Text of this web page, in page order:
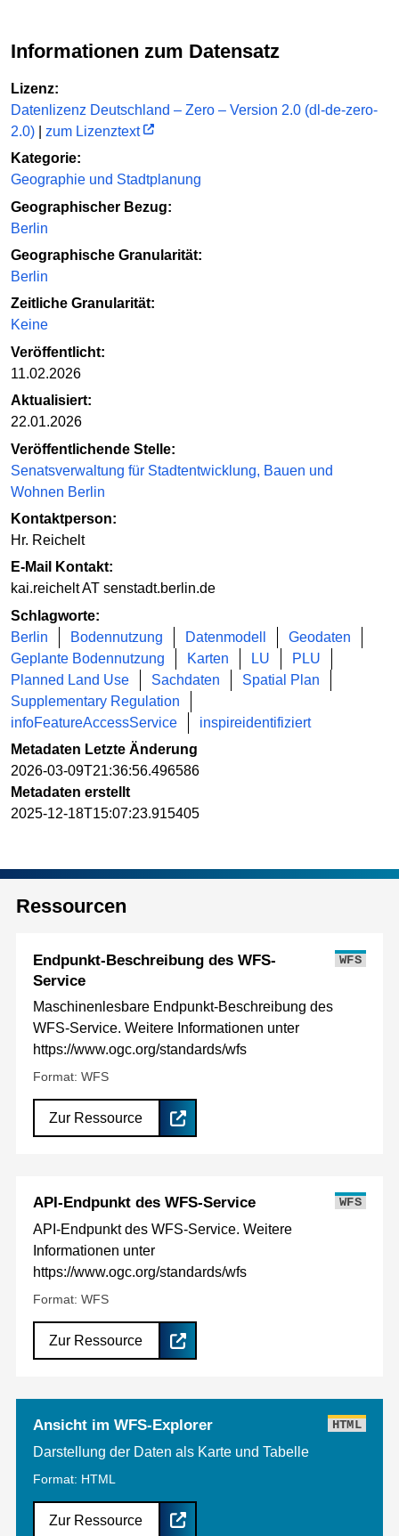
Informationen zum Datensatz
Lizenz:
Datenlizenz Deutschland – Zero – Version 2.0 (dl-de-zero-
2.0)
zum Lizenztext
Kategorie:
Geographie und Stadtplanung
Geographischer Bezug:
Berlin
Geographische Granularität:
Berlin
Zeitliche Granularität:
Keine
Veröffentlicht:
11.02.2026
Aktualisiert:
22.01.2026
Veröffentlichende Stelle:
Senatsverwaltung für Stadtentwicklung, Bauen und
Wohnen Berlin
Kontaktperson:
Hr. Reichelt
E-Mail Kontakt:
kai.reichelt AT senstadt.berlin.de
Schlagworte:
Berlin
Bodennutzung Datenmodell
Geodaten
Geplante Bodennutzung
Karten LU
PLU
Planned Land Use
Sachdaten
Spatial Plan
Supplementary Regulation
infoFeatureAccessService
inspireidentifiziert
Metadaten Letzte Änderung
2026-03-09T21:36:56.496586
Metadaten erstellt
2025-12-18T15:07:23.915405
Ressourcen
Endpunkt-Beschreibung des WFS-
Service
WFS
Maschinenlesbare Endpunkt-Beschreibung des
WFS-Service. Weitere Informationen unter
https://www.ogc.org/standards/wfs
Format: WFS
Zur Ressource
API-Endpunkt des WFS-Service WFS
API-Endpunkt des WFS-Service. Weitere
Informationen unter
https://www.ogc.org/standards/wfs
Format: WFS
Zur Ressource
Ansicht im WFS-Explorer HTML
Darstellung der Daten als Karte und Tabelle
Format: HTML
Zur Ressource